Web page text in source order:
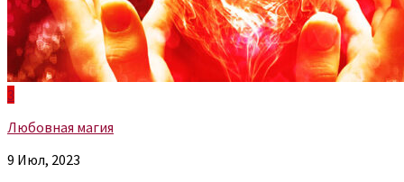
3
Любовная магия
9 Июл, 2023